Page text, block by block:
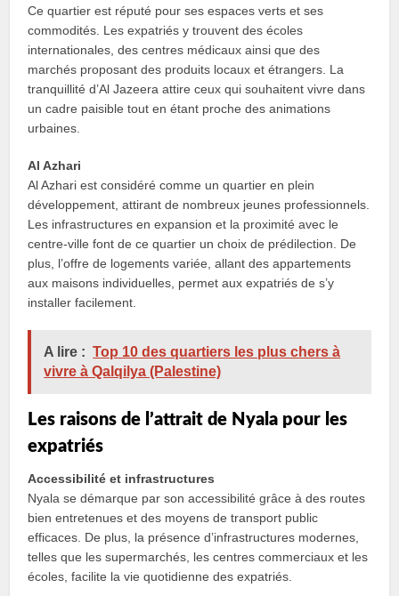
Ce quartier est réputé pour ses espaces verts et ses
commodités. Les expatriés y trouvent des écoles
internationales, des centres médicaux ainsi que des
marchés proposant des produits locaux et étrangers. La
tranquillité d’Al Jazeera attire ceux qui souhaitent vivre dans
un cadre paisible tout en étant proche des animations
urbaines.
Al Azhari
Al Azhari est considéré comme un quartier en plein
développement, attirant de nombreux jeunes professionnels.
Les infrastructures en expansion et la proximité avec le
centre-ville font de ce quartier un choix de prédilection. De
plus, l’offre de logements variée, allant des appartements
aux maisons individuelles, permet aux expatriés de s’y
installer facilement.
A lire : Top 10 des quartiers les plus chers à
vivre à Qalqilya (Palestine)
Les raisons de l’attrait de Nyala pour les
expatriés
Accessibilité et infrastructures
Nyala se démarque par son accessibilité grâce à des routes
bien entretenues et des moyens de transport public
efficaces. De plus, la présence d’infrastructures modernes,
telles que les supermarchés, les centres commerciaux et les
écoles, facilite la vie quotidienne des expatriés.